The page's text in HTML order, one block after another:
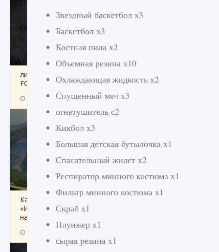
лицензии, лиги, команды и стадионы в EA
FC 25
9 августа 2024 2 395
Как исправить ошибку Palworld EPalworld
«Идет сохранение мира — Невозможно
начать сохранение данных мира»
9 августа 2024
Звездный баскетбол х3
Баскетбол х3
Костная пила x2
Объемная резина х10
Охлаждающая жидкость х2
Спущенный мяч x3
огнетушитель с2
Кикбол x3
Большая детская бутылочка x1
Спасательный жилет x2
Респиратор минного костюма x1
Фильтр минного костюма x1
Скраб х1
Плунжер х1
сырая резина x1